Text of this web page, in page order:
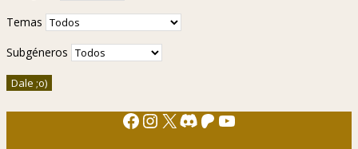
Temas
Subgéneros
Facebook
Instagram
X Discord
Patreon
YouTube